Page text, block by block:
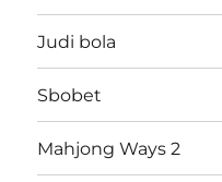
Judi bola
Sbobet
Mahjong Ways 2